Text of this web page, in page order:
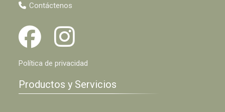
Contáctenos
Política de privacidad
Productos y Servicios